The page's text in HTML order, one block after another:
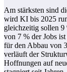
Am stärksten sind
wird KI bis 2025
gleichzeitig sollen 9
von 7 % der Jobs
für den Abbau von
verläuft der
Hoffnungen auf